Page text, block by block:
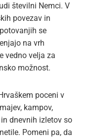
številni Nemci. V
povezav in
se
na vrh
vedno velja za
možnost.
poceni v
kampov,
dnevnih izletov so
Pomeni pa, da